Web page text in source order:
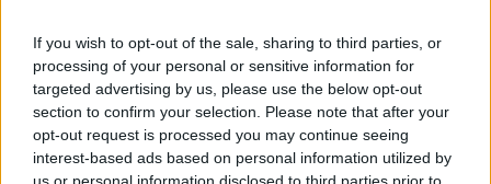
If you wish to opt-out of the sale, sharing to third parties, or
processing of your personal or sensitive information for
targeted advertising by us, please use the below opt-out
section to confirm your selection. Please note that after your
opt-out request is processed you may continue seeing
interest-based ads based on personal information utilized by
us or personal information disclosed to third parties prior to
Societat
el Grau i la neteja del barranc de la Mina,
primeres escomeses del Pla de Barris
13 de juliol de 2026